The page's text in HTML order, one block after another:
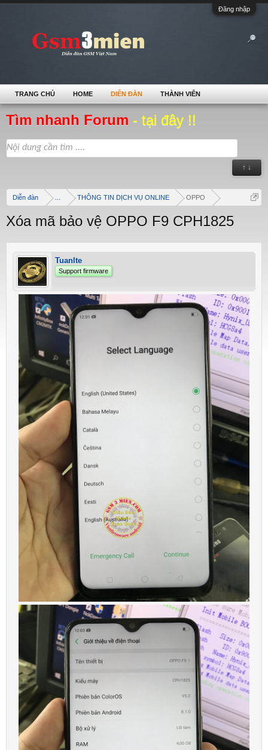
Đăng nhập
Tìm nhanh Forum - tại đây !!
↑ ↓
Diễn đàn THÔNG TIN DỊCH VỤ ONLINE OPPO
Xóa mã bảo vệ OPPO F9 CPH1825
Tuanlte
Support firmware
TRANG CHỦ HOME DIỄN ĐÀN THÀNH VIÊN